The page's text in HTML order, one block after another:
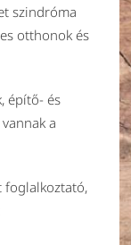
szindróma
otthonok és
építő- és
a
foglalkoztató,